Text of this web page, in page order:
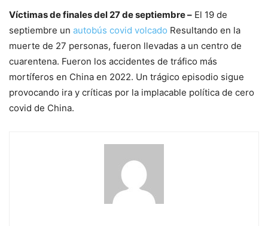
Víctimas de finales del 27 de septiembre – El 19 de
septiembre un autobús covid volcado Resultando en la
muerte de 27 personas, fueron llevadas a un centro de
cuarentena. Fueron los accidentes de tráfico más
mortíferos en China en 2022. Un trágico episodio sigue
provocando ira y críticas por la implacable política de cero
covid de China.